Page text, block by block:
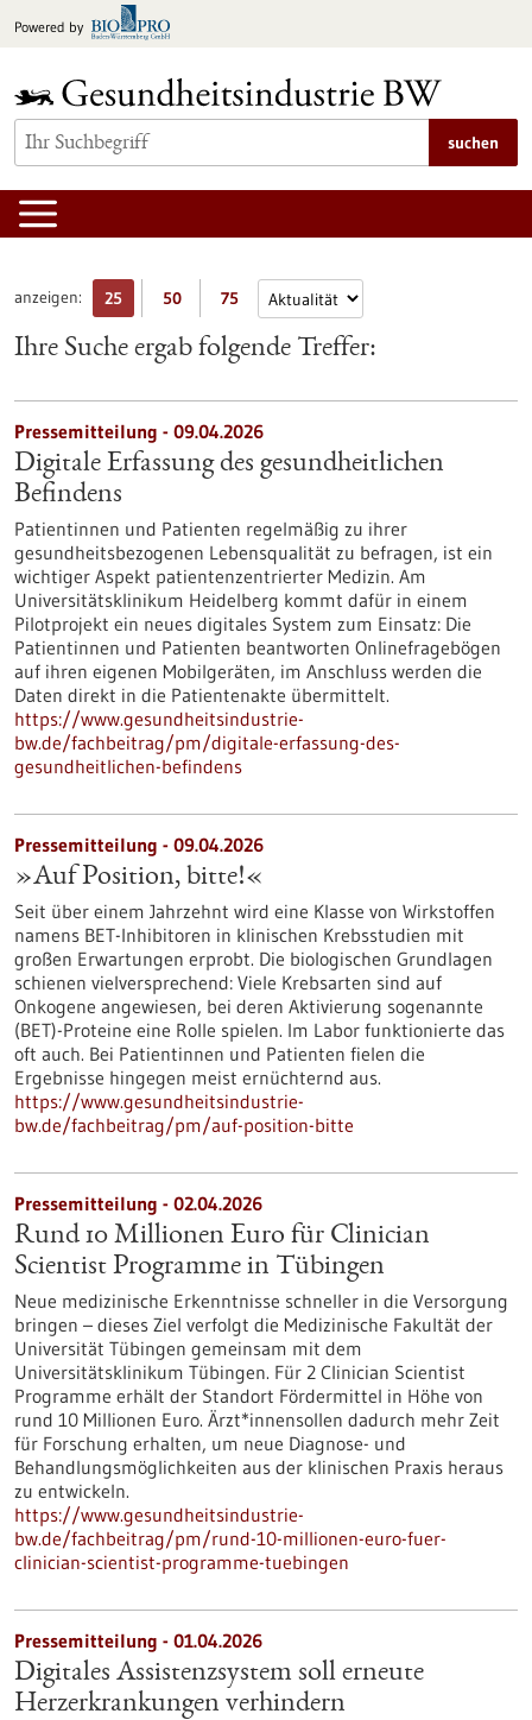
Inhalt
Powered by
suchen
anzeigen: 25 50 75
Ihre Suche ergab folgende Treffer:
Pressemitteilung - 09.04.2026
Digitale Erfassung des gesundheitlichen
Befindens
Patientinnen und Patienten regelmäßig zu ihrer
gesundheitsbezogenen Lebensqualität zu befragen, ist ein
wichtiger Aspekt patientenzentrierter Medizin. Am
Universitätsklinikum Heidelberg kommt dafür in einem
Pilotprojekt ein neues digitales System zum Einsatz: Die
Patientinnen und Patienten beantworten Onlinefragebögen
auf ihren eigenen Mobilgeräten, im Anschluss werden die
Daten direkt in die Patientenakte übermittelt.
https://www.gesundheitsindustrie-
bw.de/fachbeitrag/pm/digitale-erfassung-des-
gesundheitlichen-befindens
Pressemitteilung - 09.04.2026
»Auf Position, bitte!«
Seit über einem Jahrzehnt wird eine Klasse von Wirkstoffen
namens BET-Inhibitoren in klinischen Krebsstudien mit
großen Erwartungen erprobt. Die biologischen Grundlagen
schienen vielversprechend: Viele Krebsarten sind auf
Onkogene angewiesen, bei deren Aktivierung sogenannte
(BET)-Proteine eine Rolle spielen. Im Labor funktionierte das
oft auch. Bei Patientinnen und Patienten fielen die
Ergebnisse hingegen meist ernüchternd aus.
https://www.gesundheitsindustrie-
bw.de/fachbeitrag/pm/auf-position-bitte
Pressemitteilung - 02.04.2026
Rund 10 Millionen Euro für Clinician
Scientist Programme in Tübingen
Neue medizinische Erkenntnisse schneller in die Versorgung
bringen – dieses Ziel verfolgt die Medizinische Fakultät der
Universität Tübingen gemeinsam mit dem
Universitätsklinikum Tübingen. Für 2 Clinician Scientist
Programme erhält der Standort Fördermittel in Höhe von
rund 10 Millionen Euro. Ärzt*innensollen dadurch mehr Zeit
für Forschung erhalten, um neue Diagnose- und
Behandlungsmöglichkeiten aus der klinischen Praxis heraus
zu entwickeln.
https://www.gesundheitsindustrie-
bw.de/fachbeitrag/pm/rund-10-millionen-euro-fuer-
clinician-scientist-programme-tuebingen
Pressemitteilung - 01.04.2026
Digitales Assistenzsystem soll erneute
Herzerkrankungen verhindern